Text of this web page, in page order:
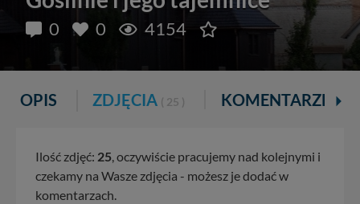
0 0 4154
OPIS ZDJĘCIA ( 25 ) KOMENTARZE
Ilość zdjęć: 25, oczywiście pracujemy nad kolejnymi i
czekamy na Wasze zdjęcia - możesz je dodać w
komentarzach.